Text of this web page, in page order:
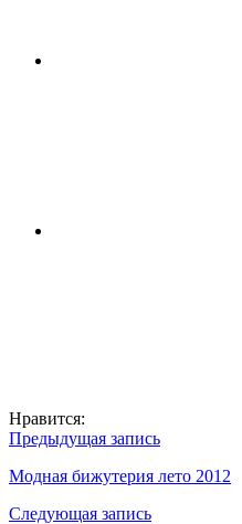
Нравится:
Навигация
по
записям
Предыдущая запись
Модная бижутерия лето 2012
Следующая запись